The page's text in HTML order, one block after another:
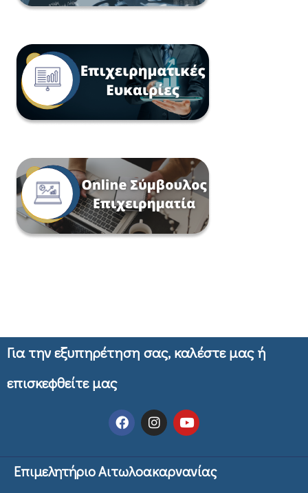
Για την εξυπηρέτηση σας, καλέστε μας ή
επισκεφθείτε μας
Επιμελητήριο Αιτωλοακαρνανίας